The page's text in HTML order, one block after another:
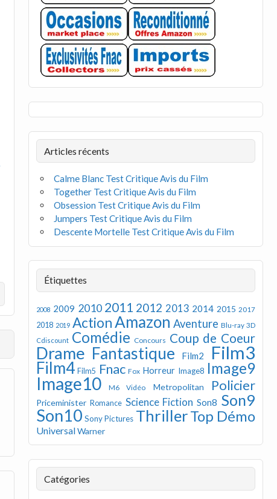
Articles récents
Calme Blanc Test Critique Avis du Film
Together Test Critique Avis du Film
Obsession Test Critique Avis du Film
Jumpers Test Critique Avis du Film
Descente Mortelle Test Critique Avis du Film
Étiquettes
2008 2009 2010 2011 2012 2013 2014 2015 2017
2018 2019 ActionAmazon Aventure Blu-ray 3D
Cdiscount Comédie Concours Coup de Coeur
Drame Fantastique Film2 Film3
Film4 Film5 Fnac Fox Horreur Image8 Image9
Image10 M6 Vidéo Metropolitan Policier
Priceminister Romance Science Fiction Son8 Son9
Son10 Sony Pictures ThrillerTop Démo
UniversalWarner
Catégories